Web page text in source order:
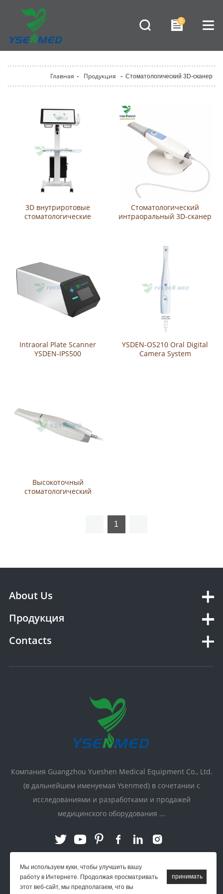
Мы используем куки, чтобы улучшить вашу
работу в Интернете. Продолжая просматривать
этот веб-сайт, мы предполагаем, что вы
0
Главная - Продукция - Стоматологический 3D-сканер
3D внутриротовые
стоматологические
Стоматологический
интраоральный 3D-сканер
Intraoral Plate Scanner
YSDEN-IPS500
YSDEN-OS210 Oral Digital
Camera System
Высокоточный
стоматологический
1
About Us
Продукция
Contacts
Компания Guangzhou Yueshen Medical Equipment Co., Ltd.
(в дальнейшем именуемая Ysenmed) в сочетании с
исследованиями и разработками и продажей
медицинского оборудования ...
связь: